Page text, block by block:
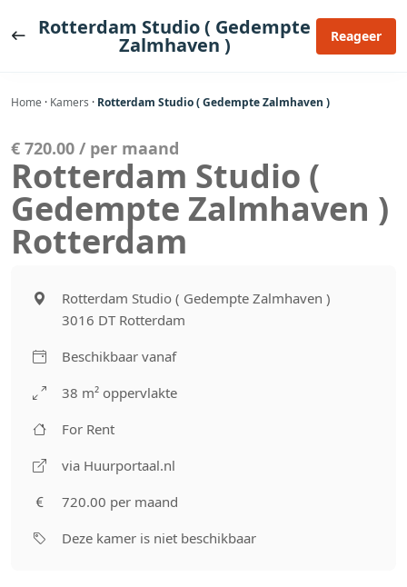
naar
Rotterdam Studio ( Gedempte
Zalmhaven ) Reageer
Home · Kamers · Rotterdam Studio ( Gedempte Zalmhaven )
€ 720.00 / per maand
Rotterdam Studio (
Gedempte Zalmhaven )
Rotterdam
Rotterdam Studio ( Gedempte Zalmhaven )
3016 DT Rotterdam
Beschikbaar vanaf
38 m² oppervlakte
For Rent
via Huurportaal.nl
720.00 per maand
Deze kamer is niet beschikbaar